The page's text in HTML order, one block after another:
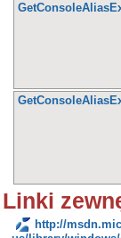
Linki
http://